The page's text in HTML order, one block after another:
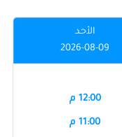
الأحد
2026-08-09
12:00 م
11:00 م